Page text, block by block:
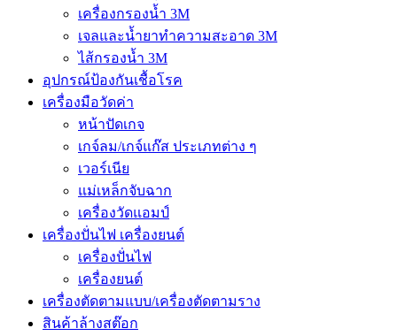
เครื่องกรองน้ำ 3M
เจลและน้ำยาทำความสะอาด 3M
ไส้กรองน้ำ 3M
อุปกรณ์ป้องกันเชื้อโรค
เครื่องมือวัดค่า
หน้าปัดเกจ
เกจ์ลม/เกจ์แก๊ส ประเภทต่าง ๆ
เวอร์เนีย
แม่เหล็กจับฉาก
เครื่องวัดแอมป์
เครื่องปั่นไฟ เครื่องยนต์
เครื่องปั่นไฟ
เครื่องยนต์
เครื่องตัดตามแบบ/เครื่องตัดตามราง
สินค้าล้างสต๊อก